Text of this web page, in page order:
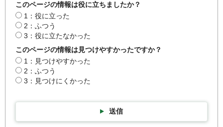
このページの情報は役に立ちましたか？
1：役に立った
2：ふつう
3：役に立たなかった
このページの情報は見つけやすかったですか？
1：見つけやすかった
2：ふつう
3：見つけにくかった
送信